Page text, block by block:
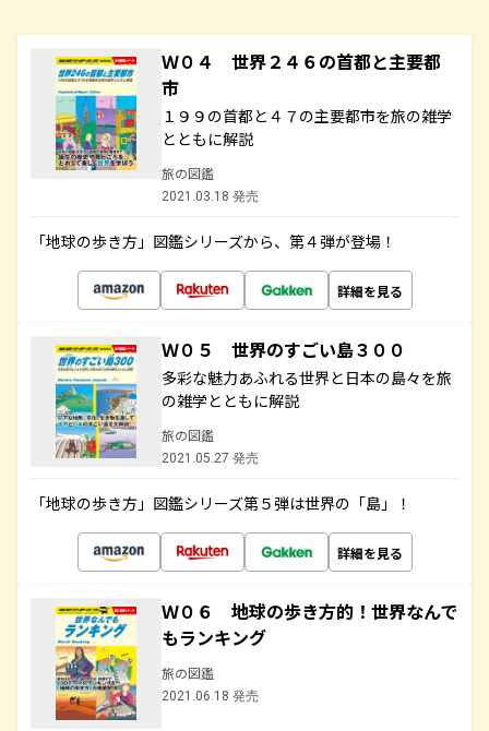
Ｗ０４ 世界２４６の首都と主要都
市
１９９の首都と４７の主要都市を旅の雑学
とともに解説
旅の図鑑
2021.03.18 発売
「地球の歩き方」図鑑シリーズから、第４弾が登場！
詳細を見る
Ｗ０５ 世界のすごい島３００
多彩な魅力あふれる世界と日本の島々を旅
の雑学とともに解説
旅の図鑑
2021.05.27 発売
「地球の歩き方」図鑑シリーズ第５弾は世界の「島」！
詳細を見る
Ｗ０６ 地球の歩き方的！世界なんで
もランキング
旅の図鑑
2021.06.18 発売